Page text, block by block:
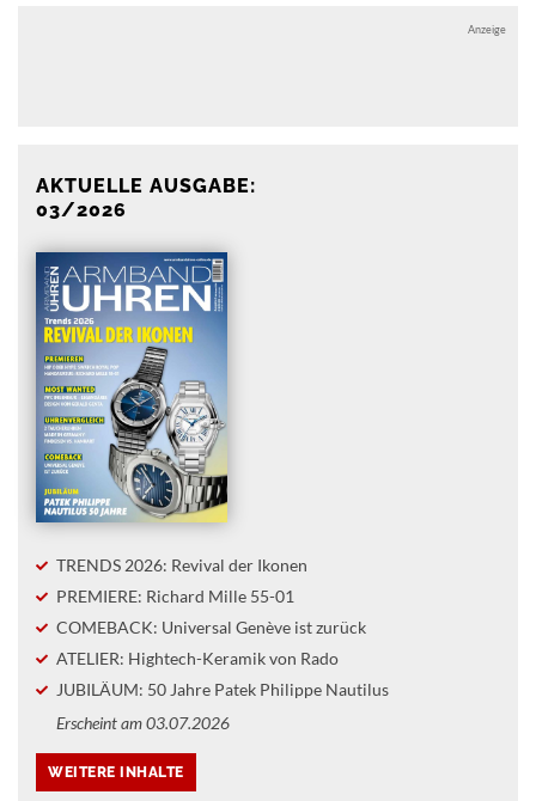
Anzeige
AKTUELLE AUSGABE:
03/2026
TRENDS 2026: Revival der Ikonen
PREMIERE: Richard Mille 55-01
COMEBACK: Universal Genève ist zurück
ATELIER: Hightech-Keramik von Rado
JUBILÄUM: 50 Jahre Patek Philippe Nautilus
Erscheint am 03.07.2026